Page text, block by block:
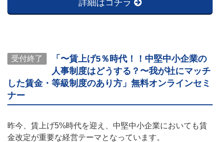
詳細はコチラ
受付終了
「〜賃上げ5％時代！！中堅中小企業の
人事制度はどうする？〜我が社にマッチ
した賃金・等級制度のあり方」無料オンラインセミ
ナー
昨今、賃上げ5%時代を迎え、中堅中小企業においても賃
金改定が重要な経営テーマとなっています。